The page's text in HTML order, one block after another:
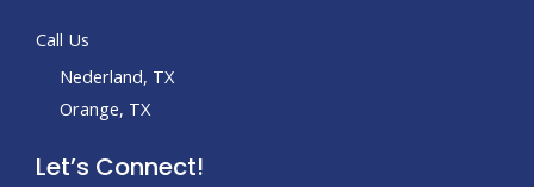
Call Us
Nederland, TX
Orange, TX
Let’s Connect!